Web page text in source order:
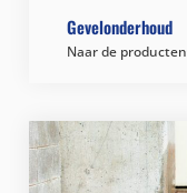
Gevelonderhoud
Naar de producten